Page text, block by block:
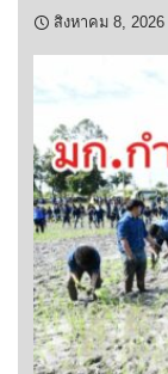
สิงหาคม 8, 2026